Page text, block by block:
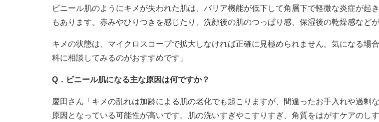
ビニール肌のようにキメが失われた肌は、バリア機能が低下して角層下で軽微な炎症が起
もあります。赤みやひりつきを感じたり、洗顔後の肌のつっぱり感、保湿後の乾燥感などが
キメの状態は、マイクロスコープで拡大しなければ正確に見極められません。気になる場
科に相談してみるのがおすすめです」
Q．ビニール肌になる主な原因は何ですか？
慶田さん「キメの乱れは加齢による肌の老化でも起こりますが、間違ったお手入れや過剰
原因となっている可能性が高いです。肌の洗いすぎやこすりすぎ、角質をはがすケアのし